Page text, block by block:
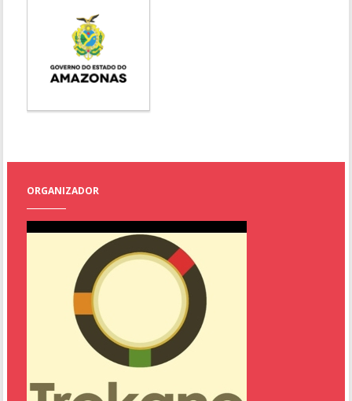
ORGANIZADOR